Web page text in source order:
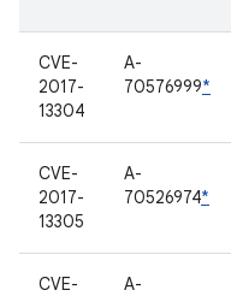
CVE-
2017-
13304
A-
70576999*
CVE-
2017-
13305
A-
70526974*
CVE-
A-